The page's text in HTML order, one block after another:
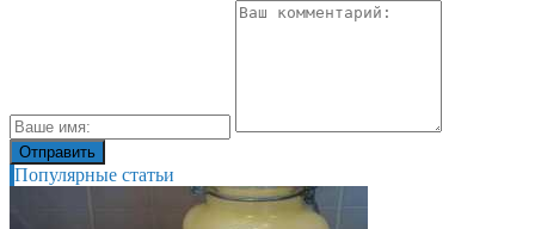
Популярные статьи